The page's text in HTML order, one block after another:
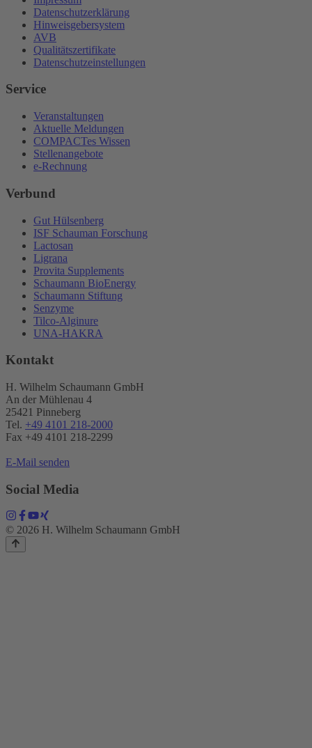
Datenschutzerklärung
Hinweisgebersystem
AVB
Qualitätszertifikate
Datenschutzeinstellungen
Service
Veranstaltungen
Aktuelle Meldungen
COMPACTes Wissen
Stellenangebote
e-Rechnung
Verbund
Gut Hülsenberg
ISF Schauman Forschung
Lactosan
Ligrana
Provita Supplements
Schaumann BioEnergy
Schaumann Stiftung
Senzyme
Tilco-Alginure
UNA-HAKRA
Kontakt
H. Wilhelm Schaumann GmbH
An der Mühlenau 4
25421 Pinneberg
Tel. +49 4101 218-2000
Fax +49 4101 218​-2299
E-Mail senden
Social Media
© 2026 H. Wilhelm Schaumann GmbH